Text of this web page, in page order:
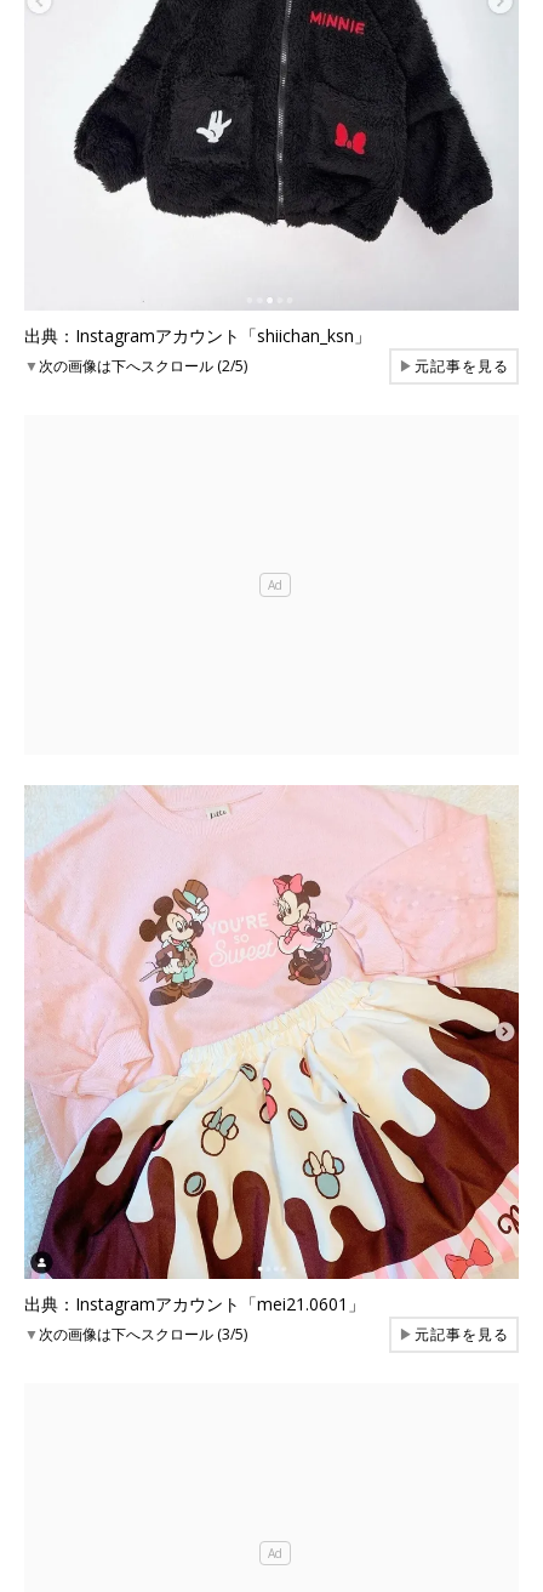
出典：Instagramアカウント「shiichan_ksn」
▼次の画像は下へスクロール (2/5) ▶元記事を見る
出典：Instagramアカウント「mei21.0601」
▼次の画像は下へスクロール (3/5) ▶元記事を見る